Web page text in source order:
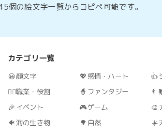
個の絵文字一覧からコピペ可能です。
カテゴリ一覧
😀顔文字 💖 感情・ハート 👍
🧑‍⚕️職業・役割 🧙 ファンタジー
🎉 イベント 🎮ゲーム 🎨
🐠海の生き物 🌳 自然 ☀️